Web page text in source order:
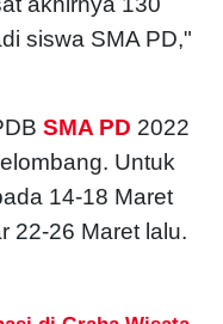
siswa SMA PD,"
SMA PD 2022
Untuk
14-18 Maret
22-26 Maret lalu.